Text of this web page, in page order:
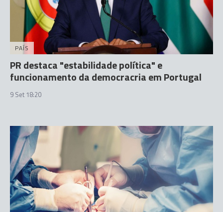
PAÍS
PR destaca "estabilidade política" e
funcionamento da democracria em Portugal
9 Set 18:20